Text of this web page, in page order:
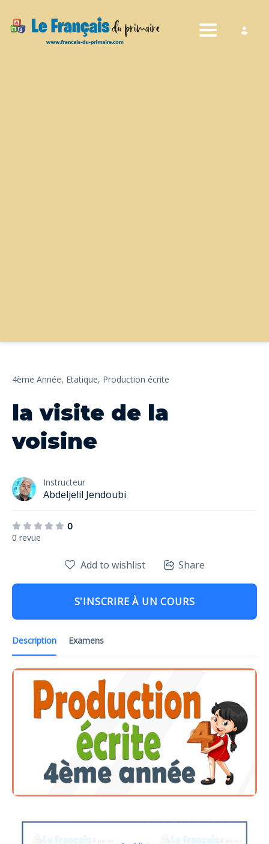
Toggle
4ème Année, Etatique, Production écrite
la visite de la
voisine
Instructeur
Abdeljelil Jendoubi
0
0 revue
Description Examens
Add to wishlist Share
S'INSCRIRE À UN COURS